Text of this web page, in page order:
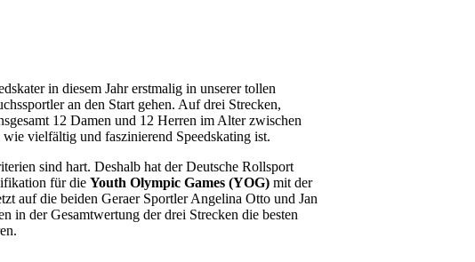
in diesem Jahr erstmalig in unserer tollen
an den Start gehen. Auf drei Strecken,
12 Damen und 12 Herren im Alter zwischen
vielfältig und faszinierend Speedskating ist.
sind hart. Deshalb hat der Deutsche Rollsport
für die Youth Olympic Games (YOG) mit der
auf die beiden Geraer Sportler Angelina Otto und Jan
in der Gesamtwertung der drei Strecken die besten